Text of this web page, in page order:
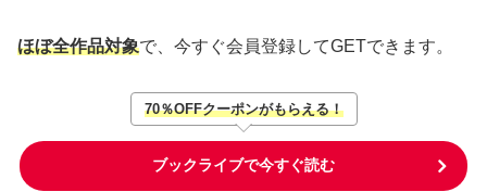
ほぼ全作品対象で、今すぐ会員登録してGETできます。
70％OFFクーポンがもらえる！
ブックライブで今すぐ読む